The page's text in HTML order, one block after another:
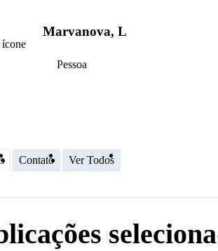
Marvanova, L
Pessoa
Contato Ver Todos